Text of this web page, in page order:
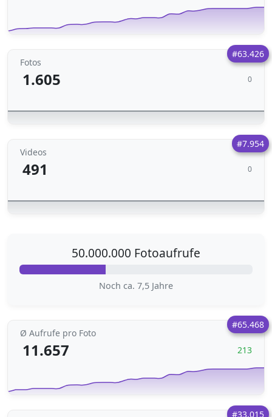
#63.426
Fotos
1.605 0
#7.954
Videos
491 0
50.000.000 Fotoaufrufe
Noch ca. 7,5 Jahre
#65.468
Ø Aufrufe pro Foto
11.657 213
#33.015